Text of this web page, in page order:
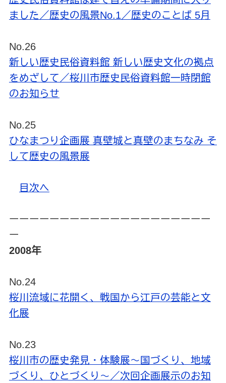
ました／歴史の風景No.1／歴史のことば 5月
No.26
新しい歴史民俗資料館 新しい歴史文化の拠点
をめざして／桜川市歴史民俗資料館一時閉館
のお知らせ
No.25
ひなまつり企画展 真壁城と真壁のまちなみ そ
して歴史の風景展
目次へ
ーーーーーーーーーーーーーーーーーーーー
ー
2008年
No.24
桜川流域に花開く、戦国から江戸の芸能と文
化展
No.23
桜川市の歴史発見・体験展～国づくり、地域
づくり、ひとづくり～／次回企画展示のお知